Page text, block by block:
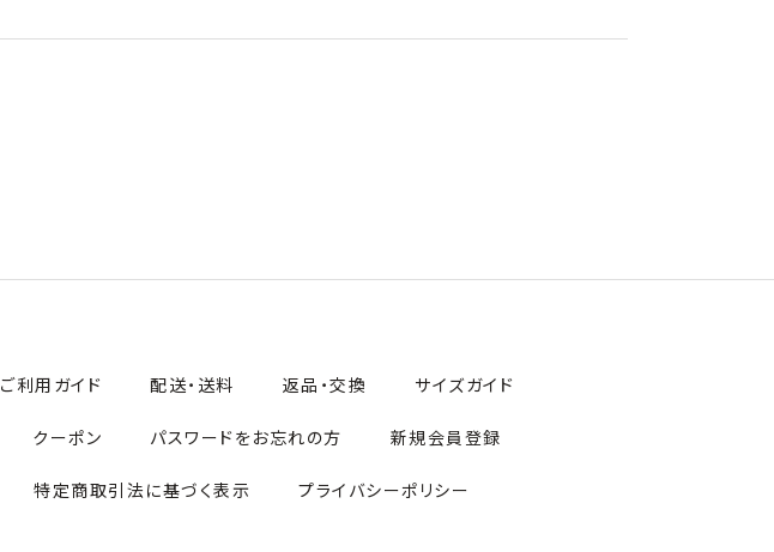
ご利用ガイド 配送・送料 返品・交換 サイズガイド
クーポン パスワードをお忘れの方 新規会員登録
特定商取引法に基づく表示 プライバシーポリシー